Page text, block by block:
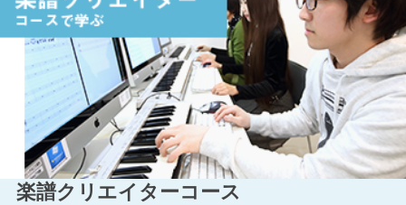
楽譜クリエイターコース